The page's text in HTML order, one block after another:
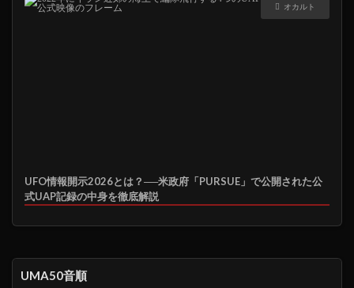
オカルト
UFO情報開示2026とは？──米政府「PURSUE」で公開された公
式UAP記録の中身を徹底解説
UMA50音順